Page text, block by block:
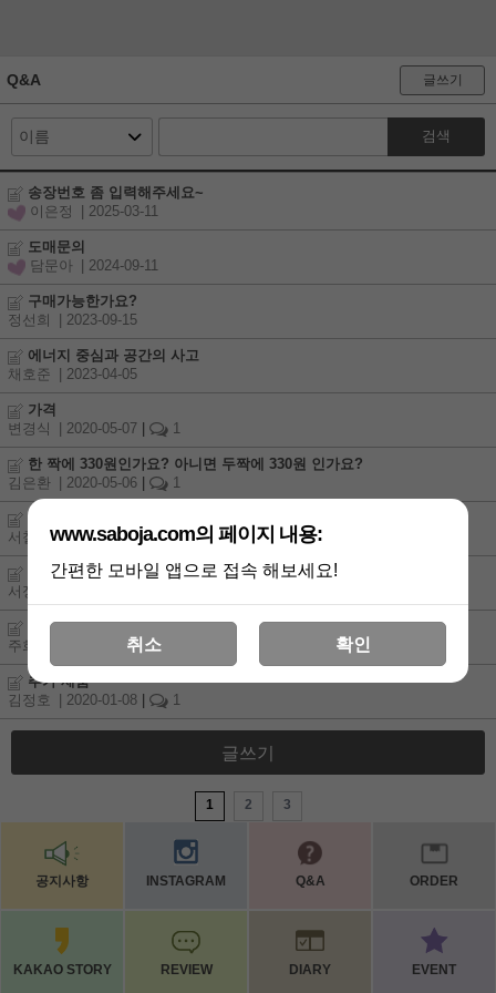
Q&A 글쓰기
검색
송장번호 좀 입력해주세요~
이은정
| 2025-03-11
도매문의
담문아
| 2024-09-11
구매가능한가요?
정선희
| 2023-09-15
에너지 중심과 공간의 사고
채호준
| 2023-04-05
가격
변경식
| 2020-05-07 1
한 짝에 330원인가요? 아니면 두짝에 330원 인가요?
김은환
| 2020-05-06 1
카드결제
서철효 | 2020-04-18
제품요
서정아
마스크 재입고
주희연
| 2020-02-06|
추가 제품
김정호
| 2020-01-08 1
글쓰기
1 2 3
공지사항 INSTAGRAM Q&A ORDER
KAKAO STORY REVIEW DIARY EVENT
www.saboja.com의 페이지 내용:
간편한 모바일 앱으로 접속 해보세요!
취소 확인